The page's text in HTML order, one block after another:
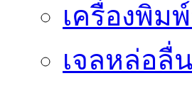
เครื่องพิม
เจลหล่อลื่น